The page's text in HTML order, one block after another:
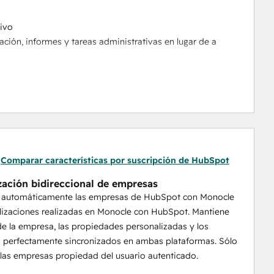
en paneles e informes. Monocle aporta
Comparar características por suscripción de HubSpot
bidireccional de empresas
las empresas de HubSpot con Monocle
realizadas en Monocle con HubSpot. Mantiene
la empresa, las propiedades personalizadas y los
sincronizados en ambas plataformas. Sólo
empresas propiedad del usuario autenticado.